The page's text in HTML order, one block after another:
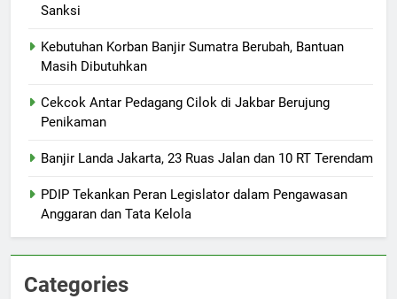
Sanksi
Kebutuhan Korban Banjir Sumatra Berubah, Bantuan
Masih Dibutuhkan
Cekcok Antar Pedagang Cilok di Jakbar Berujung
Penikaman
Banjir Landa Jakarta, 23 Ruas Jalan dan 10 RT Terendam
PDIP Tekankan Peran Legislator dalam Pengawasan
Anggaran dan Tata Kelola
Categories